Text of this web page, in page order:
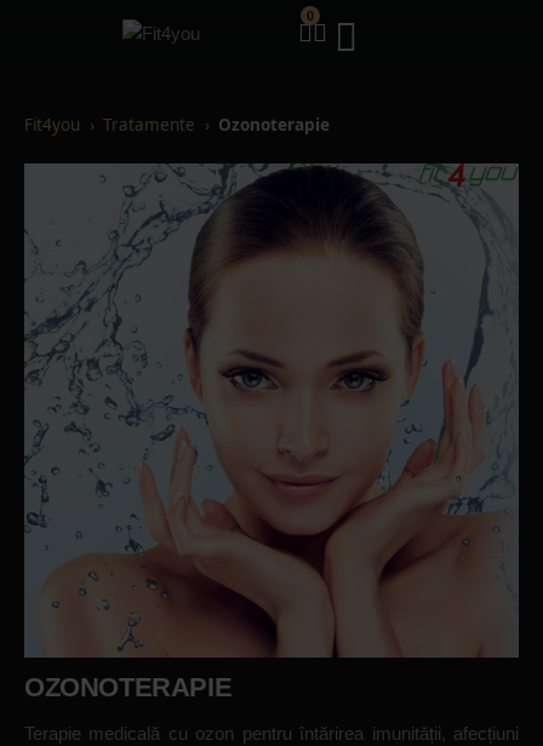
0
Fit4you Tratamente Ozonoterapie
OZONOTERAPIE
Terapie medicală cu ozon pentru întărirea imunității, afecțiuni